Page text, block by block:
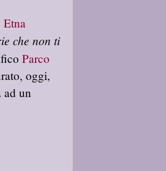
Etna
che non ti
Parco
oggi,
ad un